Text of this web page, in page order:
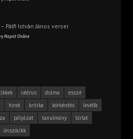
Pálfi István János versei
Napút Online
cédrus dráma
esszé
hírek kritika körkérdés
levélfa
pályázat tanulmány
tárlat
önszócikk